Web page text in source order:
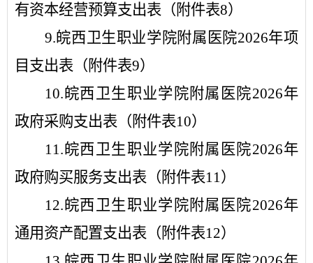
有资本经营预算支出表（ 附件表8）
9.皖西卫生职业学院附属医院2026年项
目 支出表（ 附件表9）
10.皖西卫生职业学院附属医院2026年
政府采购支出表（ 附件表10）
11.皖西卫生职业学院附属医院2026年
政府购买服务支出表（ 附件表11）
12.皖西卫生职业学院附属医院2026年
通用资产配置支出表（ 附件表12）